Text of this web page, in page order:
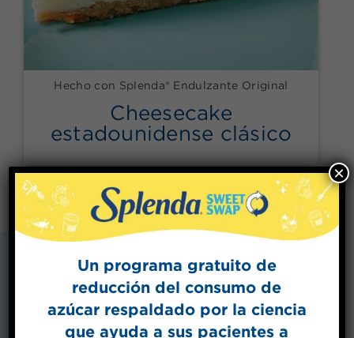
Hecho con Splenda® Endulzante Original
Cheesecake
estadounidense clásico
Un programa gratuito de
reducción del consumo de
azúcar respaldado por la ciencia
que ayuda a sus pacientes a
×